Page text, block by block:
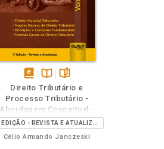
disponível
em
eBook
Disponível
na
B.V.
páginas
Direito Tributário e
Processo Tributário -
Abordagem Conceitual -
Volume I
Célio Armando Janczeski